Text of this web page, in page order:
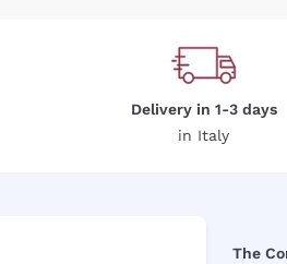
Delivery in 1-3 days
in Italy
The